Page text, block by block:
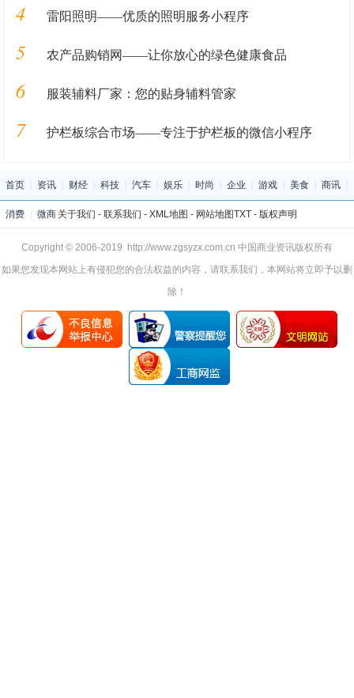
4 雷阳照明——优质的照明服务小程序
5 农产品购销网——让你放心的绿色健康食品
6 服装辅料厂家：您的贴身辅料管家
7 护栏板综合市场——专注于护栏板的微信小程序
首页 资讯 财经 科技 汽车 娱乐 时尚 企业 游戏 美食 商讯
消费 微商 关于我们 - 联系我们 - XML地图 - 网站地图TXT- 版权声明
Copyright © 2006-2019 http://www.zgsyzx.com.cn 中国商业资讯版权所有
如果您发现本网站上有侵犯您的合法权益的内容，请联系我们，本网站将立即予以删
除！